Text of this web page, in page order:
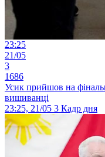
23:25
21/05
3
1686
Усик прийшов на
вишиванці
23:25, 21/05 3 Кадр дня